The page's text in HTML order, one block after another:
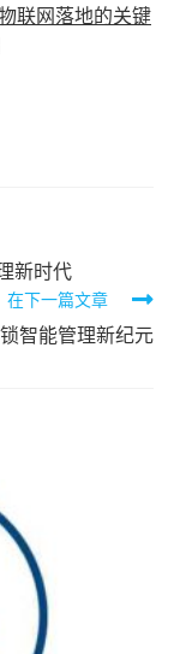
联网落地的关键
新时代
在下一篇文章
智能管理新纪元